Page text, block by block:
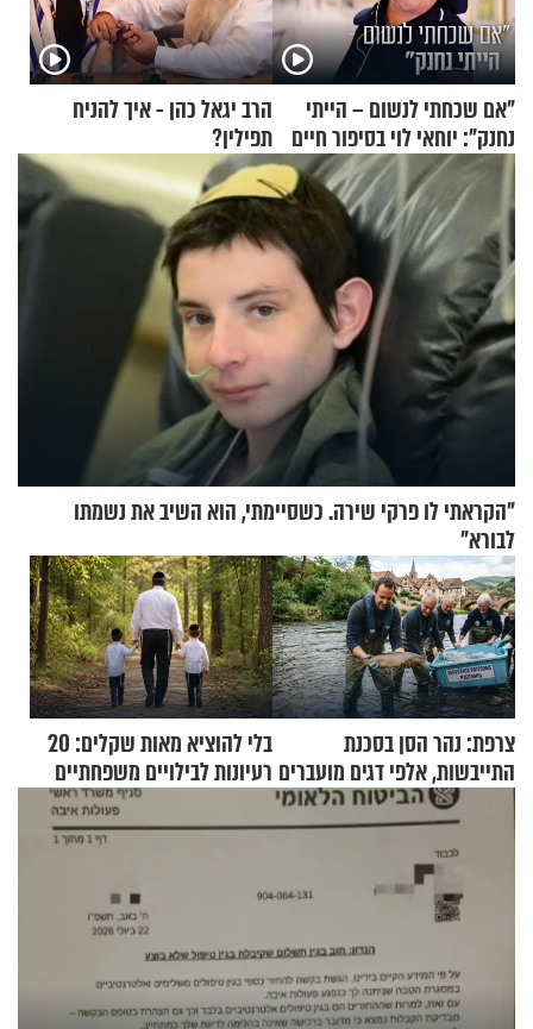
"אם שכחתי לנשום – הייתי
נחנק": יוחאי לוי בסיפור חיים
מעורר השראה
הרב יגאל כהן - איך להניח
תפילין?
"הקראתי לו פרקי שירה. כשסיימתי, הוא השיב את נשמתו
לבורא"
צרפת: נהר הסן בסכנת
התייבשות, אלפי דגים מועברים
במבצעי חילוץ
בלי להוציא מאות שקלים: 20
רעיונות לבילויים משפחתיים